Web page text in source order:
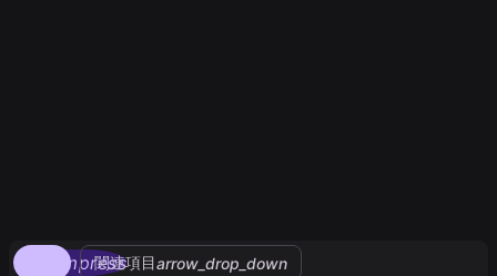
compress
関連項目arrow_drop_down